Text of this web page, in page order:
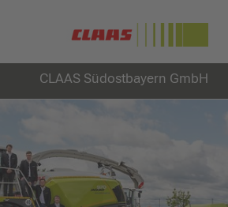
CLAAS Südostbayern GmbH